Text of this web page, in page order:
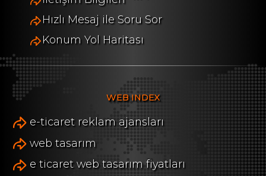
Hızlı Mesaj ile Soru Sor
Konum Yol Haritası
WEB INDEX
e-ticaret reklam ajansları
web tasarım
e ticaret web tasarım fiyatları